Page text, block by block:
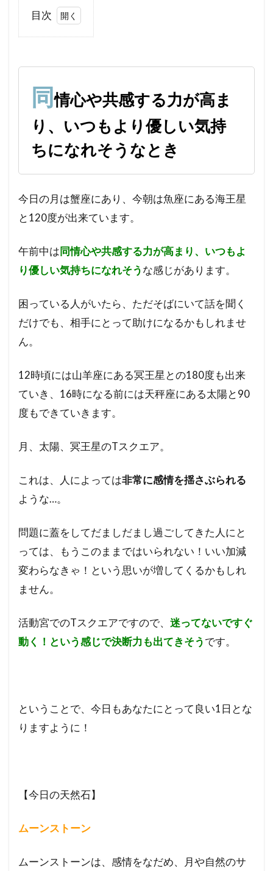
目次
する
力が
高ま
り、
いつ
もよ
しい
ちに
なれ
き
同情心や共感する力が高ま
り、いつもより優しい気持
ちになれそうなとき
今日の月は蟹座にあり、今朝は魚座にある海王星
と120度が出来ています。
午前中は同情心や共感する力が高まり、いつもよ
り優しい気持ちになれそうな感じがあります。
困っている人がいたら、ただそばにいて話を聞く
だけでも、相手にとって助けになるかもしれませ
ん。
12時頃には山羊座にある冥王星との180度も出来
ていき、16時になる前には天秤座にある太陽と90
度もできていきます。
月、太陽、冥王星のTスクエア。
これは、人によっては非常に感情を揺さぶられる
ような…。
問題に蓋をしてだましだまし過ごしてきた人にと
っては、もうこのままではいられない！いい加減
変わらなきゃ！という思いが増してくるかもしれ
ません。
活動宮でのTスクエアですので、 迷ってないですぐ
動く！という感じで決断力も出てきそうです。
ということで、今日もあなたにとって良い1日とな
りますように！
【今日の天然石】
ムーンストーン
ムーンストーンは、感情をなだめ、月や自然のサ